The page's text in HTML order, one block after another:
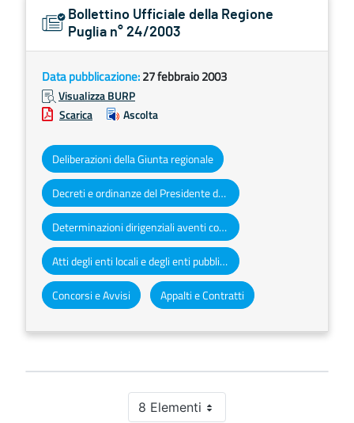
Bollettino Ufficiale della Regione
Puglia n° 24/2003
Data pubblicazione:27 febbraio 2003
Visualizza BURP
Scarica
Ascolta
Deliberazioni della Giunta regionale
Decreti e ordinanze del Presidente della Giunta regionale
Determinazioni dirigenziali aventi contenuto di interesse generale
Atti degli enti locali e degli enti pubblici e privati
Concorsi e Avvisi Appalti e Contratti
8 ElementiPer pagina